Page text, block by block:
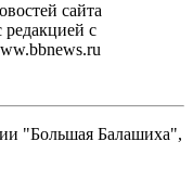
сайта
редакцией с
"Большая Балашиха",